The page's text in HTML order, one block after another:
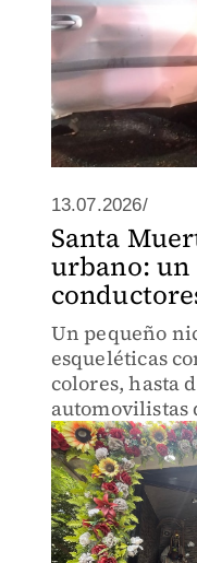
13.07.2026/
Santa
urbano:
Un pequeño
esqueléticas
colores, hasta
automovilistas
pedirle llegar